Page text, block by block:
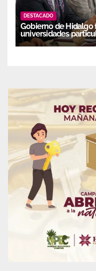
DESTACADO
Gobierno de Hidalgo
universidades